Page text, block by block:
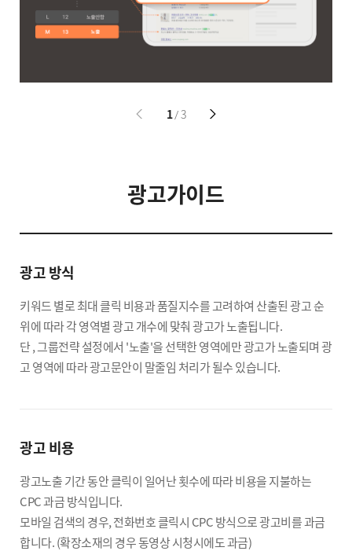
1/3
광고가이드
광고 방식
키워드 별로 최대 클릭 비용과 품질지수를 고려하여 산출된 광고 순
위에 따라 각 영역별 광고 개수에 맞춰 광고가 노출됩니다.
단 , 그룹전략 설정에서 '노출'을 선택한 영역에만 광고가 노출되며 광
고 영역에 따라 광고문안이 말줄임 처리가 될수 있습니다.
광고 비용
광고노출 기간 동안 클릭이 일어난 횟수에 따라 비용을 지불하는
CPC 과금 방식입니다.
모바일 검색의 경우, 전화번호 클릭시 CPC 방식으로 광고비를 과금
합니다. (확장소재의 경우 동영상 시청시에도 과금)